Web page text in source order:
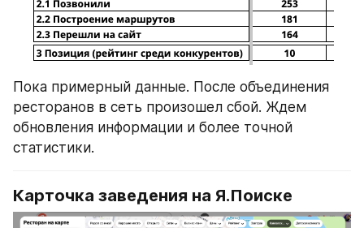
Пока примерный данные. После объединения
ресторанов в сеть произошел сбой. Ждем
обновления информации и более точной
статистики.
Карточка заведения на Я.Поиске